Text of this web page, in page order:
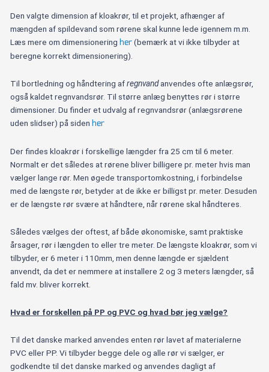
Den valgte dimension af kloakrør, til et projekt, afhænger af
mængden af spildevand som rørene skal kunne lede igennem m.m.
Læs mere om dimensionering her(bemærk at vi ikke tilbyder at
beregne korrekt dimensionering).
Til bortledning og håndtering afregnvandanvendes ofte anlægsrør,
også kaldet regnvandsrør. Til større anlæg benyttes rør i større
dimensioner. Du finder et udvalg af regnvandsrør (anlægsrørene
uden slidser) på siden her
Der findes kloakrør i forskellige længder fra 25 cm til 6 meter.
Normalt er det således at rørene bliver billigere pr. meter hvis man
vælger lange rør. Men øgede transportomkostning, i forbindelse
med de længste rør, betyder at de ikke er billigst pr. meter. Desuden
er de længste rør svære at håndtere, når rørene skal håndteres.
Således vælges der oftest, af både økonomiske, samt praktiske
årsager, rør i længden to eller tre meter. De længste kloakrør, som vi
tilbyder, er 6 meter i 110mm, men denne længde er sjældent
anvendt, da det er nemmere at installere 2 og 3 meters længder, så
fald mv. bliver korrekt.
Hvad er forskellen på PP og PVC og hvad bør jeg vælge?
Til det danske marked anvendes enten rør lavet af materialerne
PVC eller PP. Vi tilbyder begge dele og alle rør vi sælger, er
godkendte til det danske marked og anvendes dagligt af